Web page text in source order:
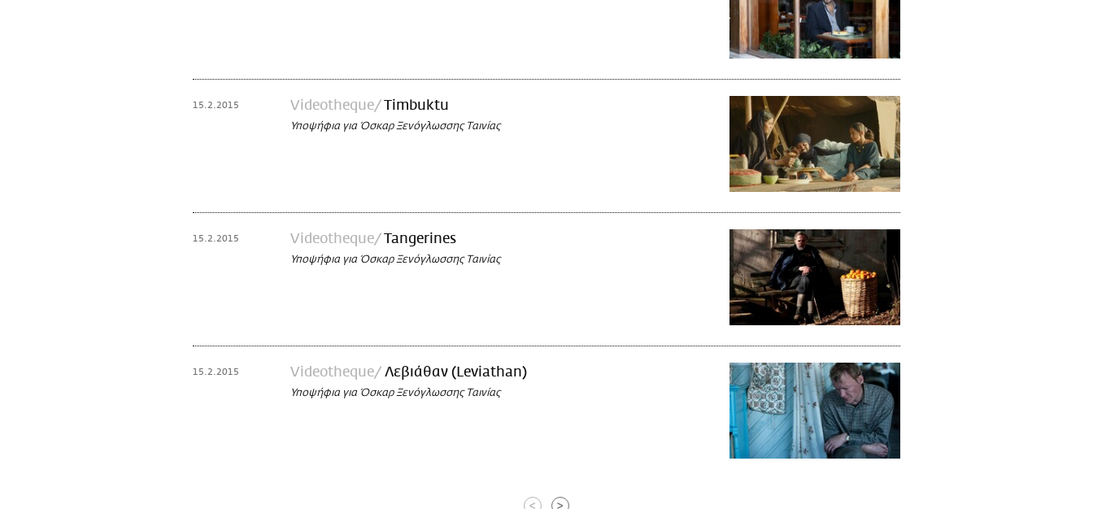
15.2.2015 Videotheque Timbuktu
Υποψήφια για Όσκαρ Ξενόγλωσσης Ταινίας
15.2.2015 Videotheque Tangerines
Υποψήφια για Όσκαρ Ξενόγλωσσης Ταινίας
15.2.2015 Videotheque Λεβιάθαν (Leviathan)
Υποψήφια για Όσκαρ Ξενόγλωσσης Ταινίας
< >